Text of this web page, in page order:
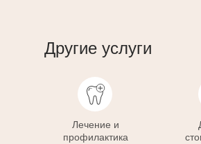
Другие услуги
Лечение и
профилактика